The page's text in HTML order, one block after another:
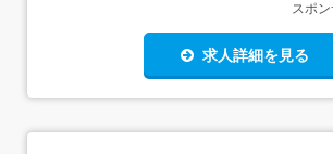
スポ
求人詳細を見る